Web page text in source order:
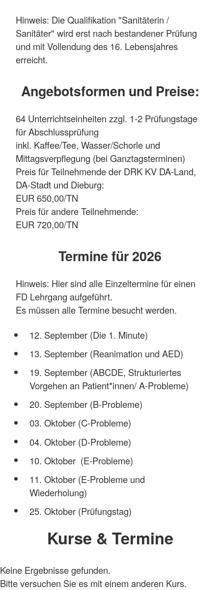
Hinweis: Die Qualifikation "Sanitäterin /
Sanitäter" wird erst nach bestandener Prüfung
und mit Vollendung des 16. Lebensjahres
erreicht.
Angebotsformen und Preise:
64 Unterrichtseinheiten zzgl. 1-2 Prüfungstage
für Abschlussprüfung
inkl. Kaffee/Tee, Wasser/Schorle und
Mittagsverpflegung (bei Ganztagsterminen)
Preis für Teilnehmende der DRK KV DA-Land,
DA-Stadt und Dieburg:
EUR 650,00/TN
Preis für andere Teilnehmende:
EUR 720,00/TN
Termine für 2026
Hinweis: Hier sind alle Einzeltermine für einen
FD Lehrgang aufgeführt.
Es müssen alle Termine besucht werden.
12. September (Die 1. Minute)
13. September (Reanimation und AED)
19. September (ABCDE, Strukturiertes
Vorgehen an Patient*innen/ A-Probleme)
20. September (B-Probleme)
03. Oktober (C-Probleme)
04. Oktober (D-Probleme)
10. Oktober (E-Probleme)
11. Oktober (E-Probleme und
Wiederholung)
25. Oktober (Prüfungstag)
Kurse & Termine
Keine Ergebnisse gefunden.
Bitte versuchen Sie es mit einem anderen Kurs.